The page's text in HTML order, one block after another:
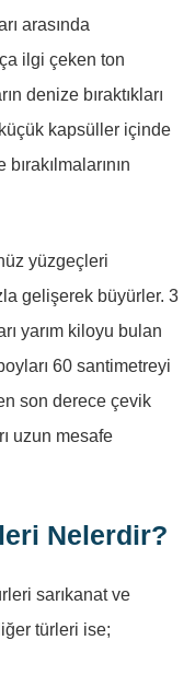
arasında
ilgi çeken ton
denize bıraktıkları
kapsüller içinde
yüzgeçleri
gelişerek büyürler. 3
yarım kiloyu bulan
60 santimetreyi
son derece çevik
uzun mesafe
Nelerdir?
sarıkanat ve
türleri ise;